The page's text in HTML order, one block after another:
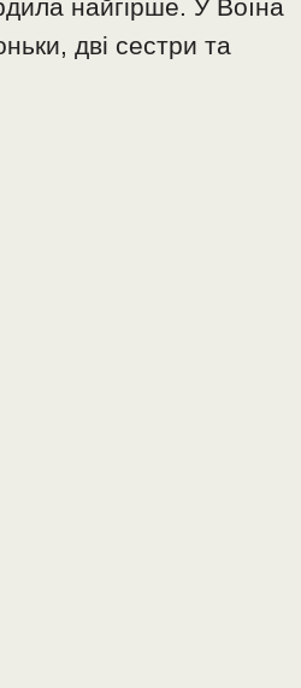
найгірше. У Воїна
дві сестри та